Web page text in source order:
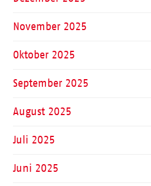
November 2025
Oktober 2025
September 2025
August 2025
Juli 2025
Juni 2025